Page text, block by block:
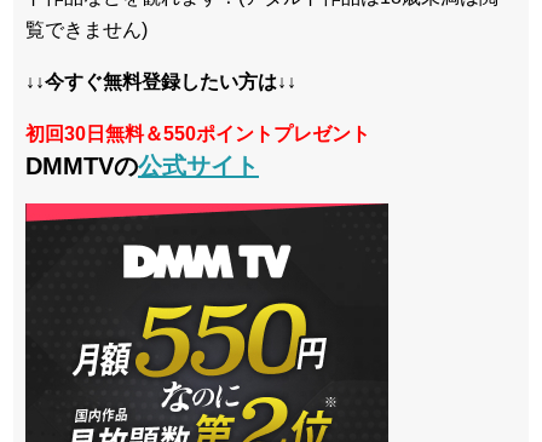
覧できません)
↓↓今すぐ無料登録したい方は↓↓
初回30日無料＆550ポイントプレゼント
DMMTVの公式サイト